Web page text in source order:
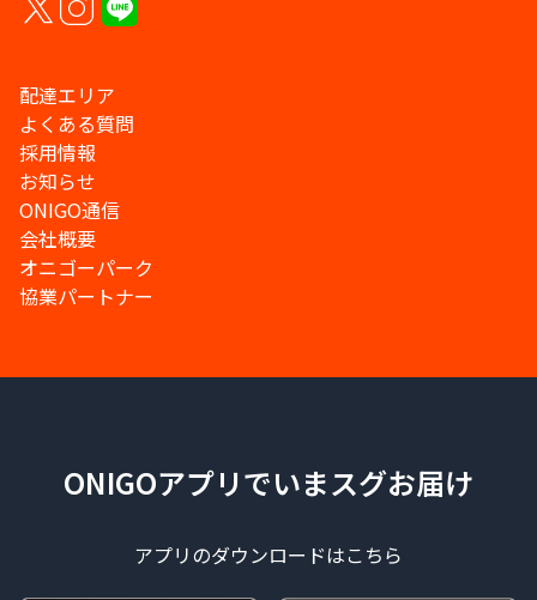
配達エリア
よくある質問
採用情報
お知らせ
ONIGO通信
会社概要
オニゴーパーク
協業パートナー
ONIGOアプリでいまスグお届け
アプリのダウンロードはこちら